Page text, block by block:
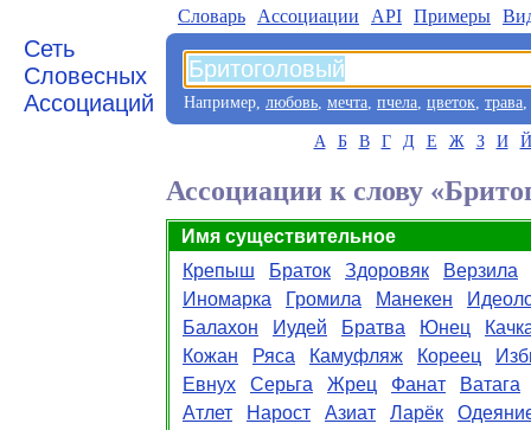
Сеть
Словесных
Ассоциаций
Словарь Aссоциации API Примеры
Например, любовь, мечта, пчела, цветок, трава,
А Б В Г Д Е Ж З И Й
Ассоциации к слову
Имя существительное
Крепыш
Браток Здоровяк
Верзила
Иномарка
Громила Манекен
Балахон
Иудей Братва Юнец
Кожан
Ряса Камуфляж Кореец
Евнух
Серьга Жрец Фанат
Ватага
Атлет
Нарост Азиат Ларёк